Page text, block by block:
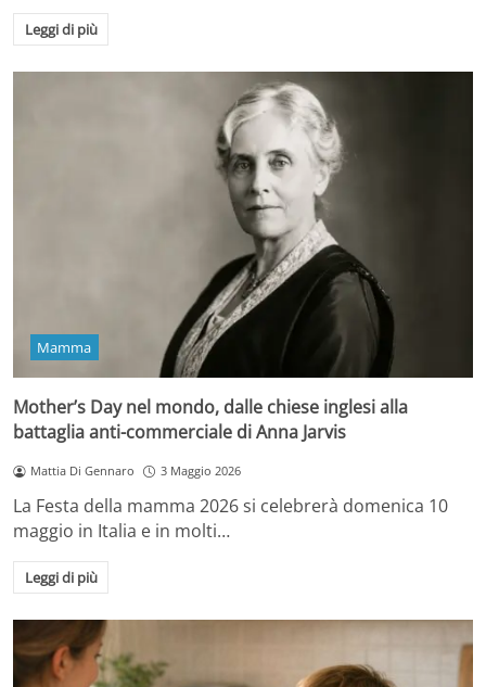
Leggi di più
Mamma
Mother’s Day nel mondo, dalle chiese inglesi alla
battaglia anti-commerciale di Anna Jarvis
Mattia Di Gennaro 3 Maggio 2026
La Festa della mamma 2026 si celebrerà domenica 10
maggio in Italia e in molti…
Leggi di più